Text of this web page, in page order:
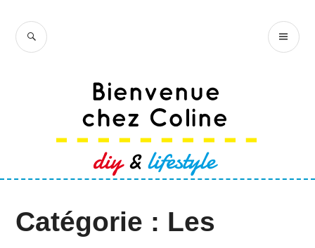
contenu
RECHERCHE
Catégorie : Les